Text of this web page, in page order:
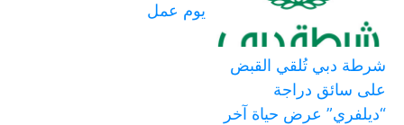
شرطة دبي تُلقي القبض
على سائق دراجة
“ديلفري” عرض حياة آخر
يوم عمل